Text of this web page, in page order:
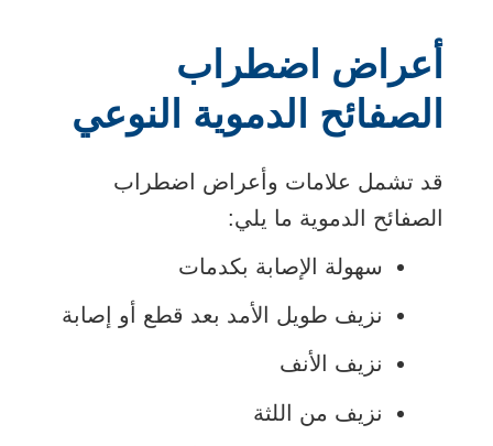
أعراض اضطراب
الصفائح الدموية النوعي
قد تشمل علامات وأعراض اضطراب
الصفائح الدموية ما يلي:
سهولة الإصابة بكدمات
نزيف طويل الأمد بعد قطع أو إصابة
نزيف الأنف
نزيف من اللثة